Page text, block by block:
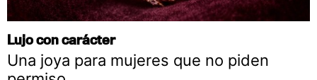
Lujo con carácter
Una joya para mujeres que no piden